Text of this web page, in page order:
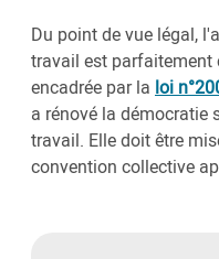
Du point de vue légal,
travail est parfaitement
encadrée par la loi
a rénové la démocratie
travail. Elle doit être
convention collective